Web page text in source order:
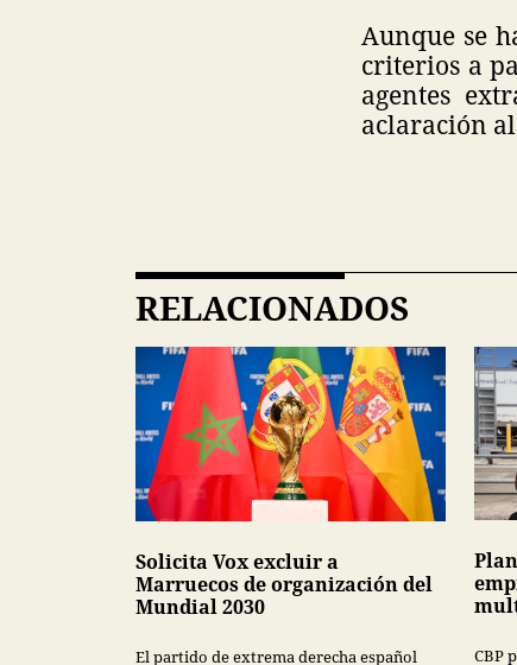
Aunque se
criterios a
agentes
aclaración
RELACIONADOS
Solicita Vox excluir a
Marruecos de organización del
Mundial 2030
El partido de extrema derecha español
CBP